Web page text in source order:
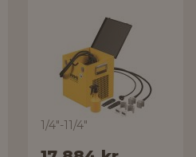
1/4"-11/4"